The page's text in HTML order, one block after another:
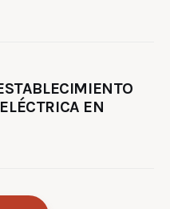
EN